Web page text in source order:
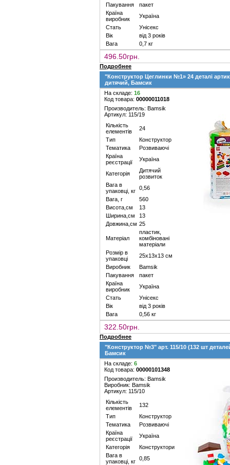
Пакування
пакет
Країна
виробник
Україна
Стать
Унісекс
Вік
від 3 років
Вага
0,7 кг
496.50грн.
Подробнее
"Конструктор Цеглинки №1» 24 деталі
дитячий, Бамсик
На складе: 16
Код товара: 00000011018
Производитель: Bamsik
Артикул: 115/19
Кількість
елементів
24
Тип
Конструктор
Тематика
Розвиваючі
Країна
реєстрації
Україна
Категорія
Дитячий
розвиток
Вага в
упаковці, кг 0,56
Вага, г
560
Висота,см
13
Ширина,см
13
Довжина,см 25
Матеріал
пластик,
комбіновані
матеріали
Розмір в
упаковці
25х13х13 см
Виробник
Bamsik
Пакування
пакет
Країна
виробник
Україна
Стать
Унісекс
Вік
від 3 років
Вага
0,56 кг
322.50грн.
Подробнее
"Конструктор №3" арт. 115/10 (132 шт
Бамсик
На складе: 6
Код товара: 00000101348
Производитель: Bamsik
Виробник: Bamsik
Артикул: 115/10
Кількість
елементів
132
Тип
Конструктор
Тематика
Розвиваючі
Країна
реєстрації
Україна
Категорія
Конструктори
Вага в
упаковці, кг 0,85